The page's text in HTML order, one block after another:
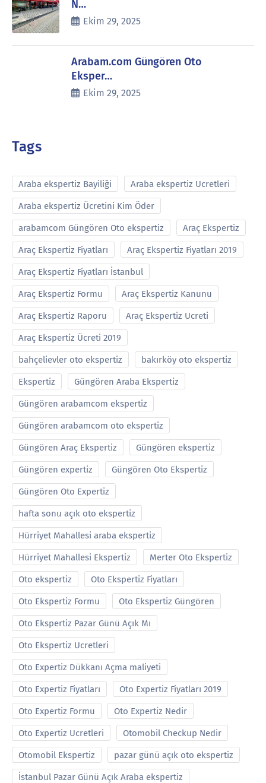
N…
Ekim 29, 2025
Arabam.com Güngören Oto
Eksper…
Ekim 29, 2025
Tags
Araba ekspertiz Bayiliği Araba ekspertiz Ucretleri
Araba ekspertiz Ücretini Kim Öder
arabamcom Güngören Oto ekspertiz Araç Ekspertiz
Araç Ekspertiz Fiyatları Araç Ekspertiz Fiyatları 2019
Araç Ekspertiz Fiyatları İstanbul
Araç Ekspertiz Formu Araç Ekspertiz Kanunu
Araç Ekspertiz Raporu Araç Ekspertiz Ucreti
Araç Ekspertiz Ücreti 2019
bahçelievler oto ekspertiz bakırköy oto ekspertiz
Ekspertiz Güngören Araba Ekspertiz
Güngören arabamcom ekspertiz
Güngören arabamcom oto ekspertiz
Güngören Araç Ekspertiz Güngören ekspertiz
Güngören expertiz Güngören Oto Ekspertiz
Güngören Oto Expertiz
hafta sonu açık oto ekspertiz
Hürriyet Mahallesi araba ekspertiz
Hürriyet Mahallesi Ekspertiz Merter Oto Ekspertiz
Oto ekspertiz Oto Ekspertiz Fiyatları
Oto Ekspertiz Formu Oto Ekspertiz Güngören
Oto Ekspertiz Pazar Günü Açık Mı
Oto Ekspertiz Ucretleri
Oto Expertiz Dükkanı Açma maliyeti
Oto Expertiz Fiyatları Oto Expertiz Fiyatları 2019
Oto Expertiz Formu Oto Expertiz Nedir
Oto Expertiz Ucretleri Otomobil Checkup Nedir
Otomobil Ekspertiz pazar günü açık oto ekspertiz
İstanbul Pazar Günü Açık Araba ekspertiz